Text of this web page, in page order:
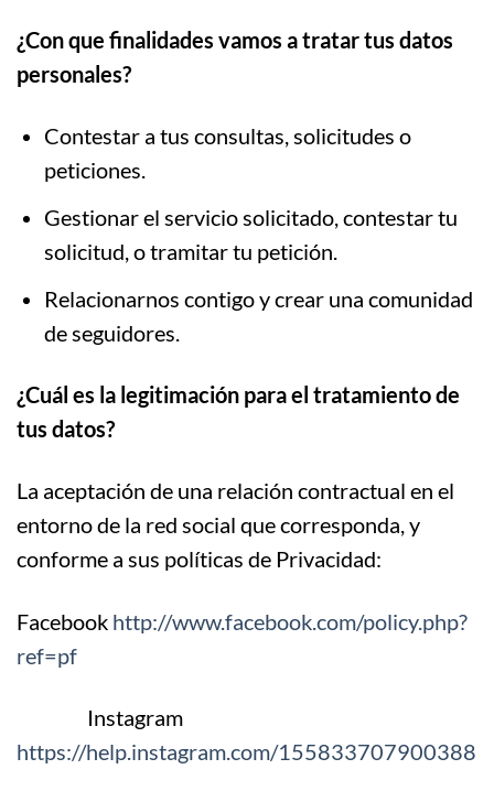
¿Con que finalidades vamos a tratar tus datos
personales?
Contestar a tus consultas, solicitudes o
peticiones.
Gestionar el servicio solicitado, contestar tu
solicitud, o tramitar tu petición.
Relacionarnos contigo y crear una comunidad
de seguidores.
¿Cuál es la legitimación para el tratamiento de
tus datos?
La aceptación de una relación contractual en el
entorno de la red social que corresponda, y
conforme a sus políticas de Privacidad:
Facebook http://www.facebook.com/policy.php?
ref=pf
Instagram
https://help.instagram.com/155833707900388